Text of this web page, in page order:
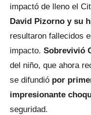
impactó de lleno el
David Pizorno y su
resultaron fallecidos
impacto. Sobrevivió
del niño, que ahora
se difundió por
impresionante
seguridad.